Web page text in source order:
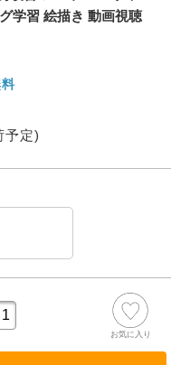
学習 絵描き 動画視聴
予定)
お気に入り